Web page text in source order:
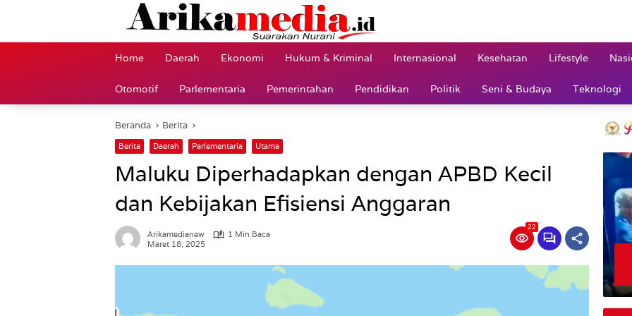
Home Daerah Ekonomi Hukum & Kriminal Internasional Kesehatan Lifestyle
Otomotif Parlementaria Pemerintahan Pendidikan Politik Seni & Budaya Teknologi
Beranda Berita
Berita Daerah Parlementaria Utama
Maluku Diperhadapkan dengan APBD Kecil
dan Kebijakan Efisiensi Anggaran
Arikamedianew
1 Min Baca
Maret 18, 2025
22